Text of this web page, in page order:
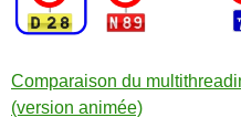
Comparaison du
(version animée)